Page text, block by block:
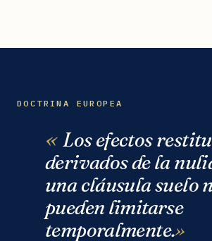
DOCTRINA EUROPEA
Los efectos
derivados de la
una cláusula suelo
pueden limitarse
temporalmente.